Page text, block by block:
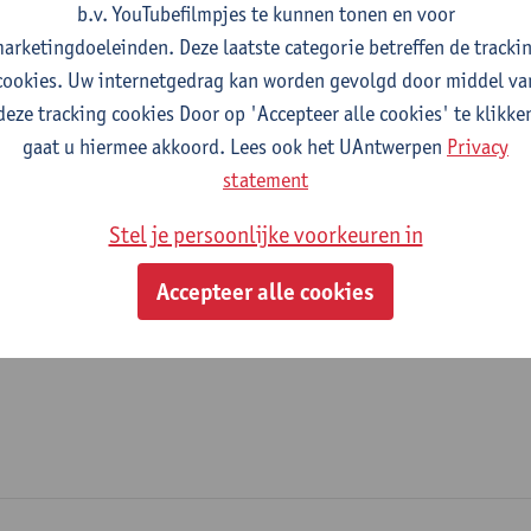
Departement Opleidings- en Onderwijswetenschappen
Statuut & functies
Bijzonder academisch personeel
doctoraatsbursaal
b.v. YouTubefilmpjes te kunnen tonen en voor
Deze laatste categorie betreffen de
Uw internetgedrag kan worden gevolgd door middel
tracking cookies Door op 'Accepteer alle cookies' te
gaat u hiermee akkoord. Lees ook het UAntwerpen Privacy
statement
Stel je persoonlijke voorkeuren in
Accepteer alle cookies